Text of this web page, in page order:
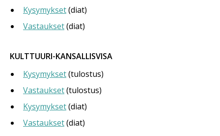
Kysymykset(diat)
Vastaukset(diat)
KULTTUURI-KANSALLISVISA
Kysymykset(tulostus)
Vastaukset(tulostus)
Kysymykset(diat)
Vastaukset(diat)